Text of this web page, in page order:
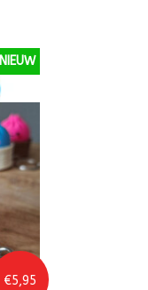
€5,95
NIEUW